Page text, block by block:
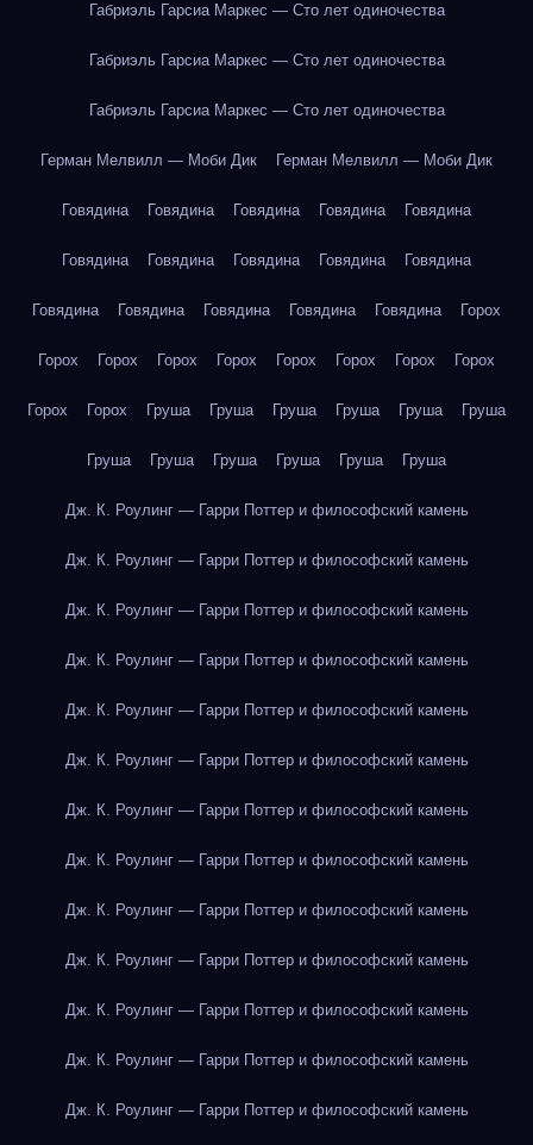
Габриэль Гарсиа Маркес — Сто лет одиночества
Габриэль Гарсиа Маркес — Сто лет одиночества
Габриэль Гарсиа Маркес — Сто лет одиночества
Герман Мелвилл — Моби Дик Герман Мелвилл — Моби Дик
Говядина Говядина Говядина Говядина Говядина
Говядина Говядина Говядина Говядина Говядина
Говядина Говядина Говядина Говядина Говядина Горох
Горох Горох Горох Горох Горох Горох Горох Горох
Горох Горох Груша Груша Груша Груша Груша Груша
Груша Груша Груша Груша Груша Груша
Дж. К. Роулинг — Гарри Поттер и философский камень
Дж. К. Роулинг — Гарри Поттер и философский камень
Дж. К. Роулинг — Гарри Поттер и философский камень
Дж. К. Роулинг — Гарри Поттер и философский камень
Дж. К. Роулинг — Гарри Поттер и философский камень
Дж. К. Роулинг — Гарри Поттер и философский камень
Дж. К. Роулинг — Гарри Поттер и философский камень
Дж. К. Роулинг — Гарри Поттер и философский камень
Дж. К. Роулинг — Гарри Поттер и философский камень
Дж. К. Роулинг — Гарри Поттер и философский камень
Дж. К. Роулинг — Гарри Поттер и философский камень
Дж. К. Роулинг — Гарри Поттер и философский камень
Дж. К. Роулинг — Гарри Поттер и философский камень